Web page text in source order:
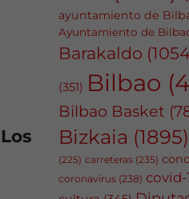
ayuntamiento de
Ayuntamiento de
Barakaldo
(351) Bilbao
Bilbao Basket
Bizkaia (1895)
(225) carreteras (235)
coronavirus (238) covid-